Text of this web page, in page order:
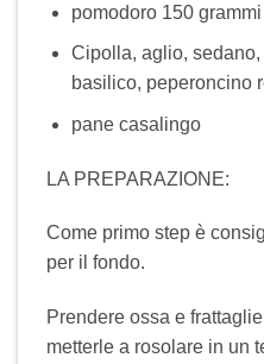
pomodoro 150 grammi
Cipolla, aglio,
basilico, peperoncino
pane casalingo
LA PREPARAZIONE:
Come primo step è
per il fondo.
Prendere ossa e
metterle a rosolare in un